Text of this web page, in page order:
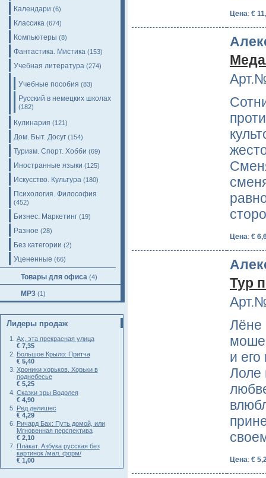
Календари (6)
Классика (674)
Компьютеры (8)
Фантастика. Мистика (153)
Учебная литература (274)
Учебные пособия (83)
Русский в немецких школах
(182)
Кулинария (121)
Дом. Быт. Досуг (154)
Туризм. Спорт. Хобби (69)
Иностранные языки (125)
Искусство. Культура (180)
Психология. Философия
(452)
Бизнес. Маркетинг (19)
Разное (28)
Без категории (2)
Уцененные (66)
Товары для офиса (4)
MP3 (1)
Лидеры продаж
Ах, эта прекрасная улица
€ 7,35
Большое Крыло: Притча
€ 5,40
Хроники хорьков. Хорьки в
поднебесье
€ 5,25
Сказки эры Водолея
€ 4,90
Ред делишес
€ 4,29
Ричард Бах: Путь домой, или
Мгновенная перспектива
€ 2,10
Плакат. Азбука русская без
картинок /мал. форм/
€ 1,00
Цена: €
Цена: €
Тур
Лёне
и
Лоле
Цена: €